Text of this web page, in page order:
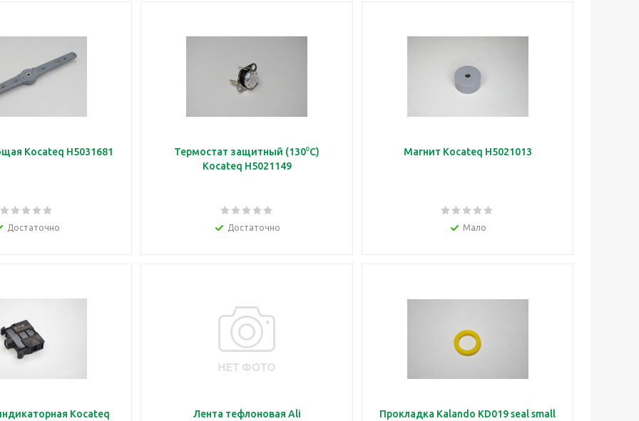
Kocateq H5031681
Достаточно
Термостат защитный (130⁰C)
Kocateq H5021149
Достаточно
Магнит Kocateq H5021013
Мало
Kocateq Лента тефлоновая Ali Прокладка Kalando KD019 seal small